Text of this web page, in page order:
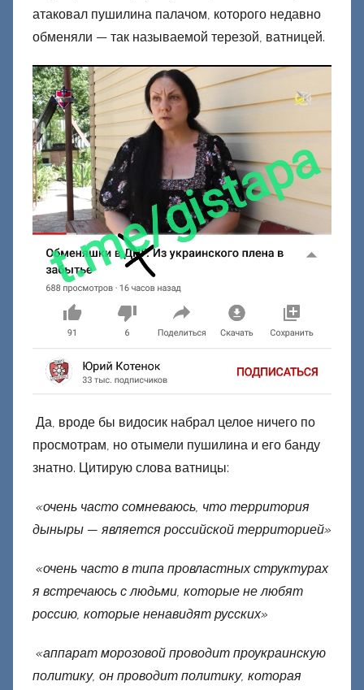
атаковал пушилина палачом, которого недавно
обменяли — так называемой терезой, ватницей.
Да, вроде бы видосик набрал целое ничего по
просмотрам, но отымели пушилина и его банду
знатно. Цитирую слова ватницы:
«очень часто сомневаюсь, что территория
дыныры — является российской территорией»
«очень часто в типа провластных структурах
я встречаюсь с людьми, которые не любят
россию, которые ненавидят русских»
«аппарат морозовой проводит проукраинскую
политику, он проводит политику, которая